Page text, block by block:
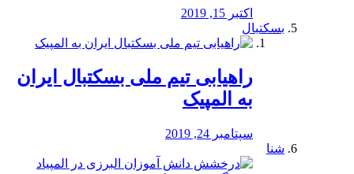
اکتبر 15, 2019
بسکتبال
راهیابی تیم ملی بسکتبال ایران
به المپیک
سپتامبر 24, 2019
شنا